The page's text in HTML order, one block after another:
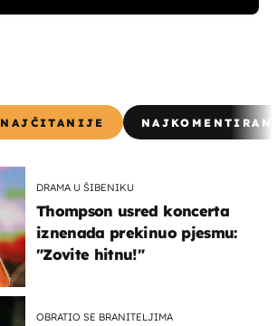
NAJČITANIJE
DRAMA U ŠIBENIKU
Thompson usred koncerta
iznenada prekinuo pjesmu:
"Zovite hitnu!"
OBRATIO SE BRANITELJIMA